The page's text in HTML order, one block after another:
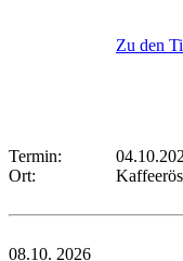
Zu den
Termin:
Ort:
08.10. 2026